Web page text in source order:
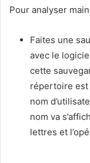
Pour analyser
Faites une
avec le
cette
répertoire est
nom
nom va
lettres et